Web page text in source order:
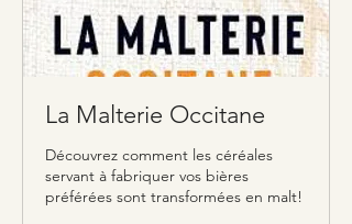
La Malterie Occitane
Découvrez comment les céréales
servant à fabriquer vos bières
préférées sont transformées en malt!